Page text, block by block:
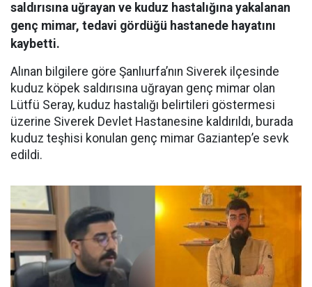
saldırısına uğrayan ve kuduz hastalığına yakalanan
genç mimar, tedavi gördüğü hastanede hayatını
kaybetti.
Alınan bilgilere göre Şanlıurfa’nın Siverek ilçesinde
kuduz köpek saldırısına uğrayan genç mimar olan
Lütfü Seray, kuduz hastalığı belirtileri göstermesi
üzerine Siverek Devlet Hastanesine kaldırıldı, burada
kuduz teşhisi konulan genç mimar Gaziantep’e sevk
edildi.